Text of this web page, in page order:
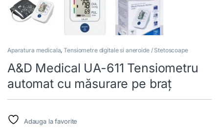
Aparatura medicala,Tensiometre digitale si aneroide / Stetoscoape
A&D Medical UA-611 Tensiometru
automat cu măsurare pe braț
Adauga la favorite